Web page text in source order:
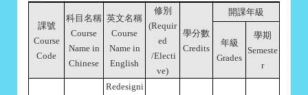
課號
Course
Code
科目名稱
Course
Name in
Chinese
英文名稱
Course
Name in
English
修別
(Requir
ed
/Electi
ve)
學分數
Credits
開課年級
年級
Grades
學期
Semeste
r
Redesigni